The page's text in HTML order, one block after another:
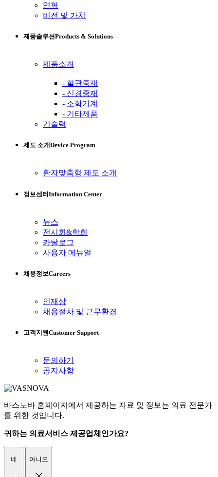
연혁
비전 및 가치
제품솔루션 Products & Solutions
제품소개
- 혈관중재
- 신경중재
- 소화기계
- 기타제품
기술력
제도 소개Device Program
환자맞춤형 제도 소개
정보센터Information Center
뉴스
전시회&학회
카탈로그
사용자 메뉴얼
채용정보Careers
인재상
채용절차 및 근무환경
고객지원Customer Support
문의하기
공지사항
바스노바 홈페이지에서 제공하는 자료 및 정보는 의료 전문가
를 위한 것입니다.
귀하는 의료서비스 제공업체인가요?
네 아니오